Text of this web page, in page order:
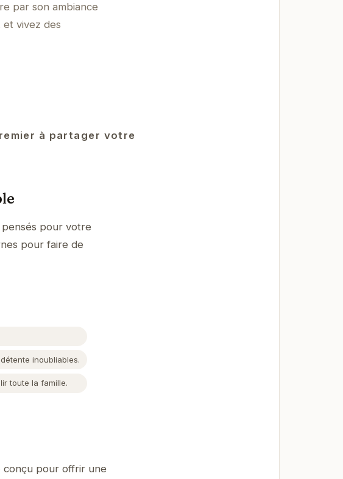
par son ambiance
et vivez des
à partager votre
pensés pour votre
pour faire de
inoubliables.
toute la famille.
conçu pour offrir une